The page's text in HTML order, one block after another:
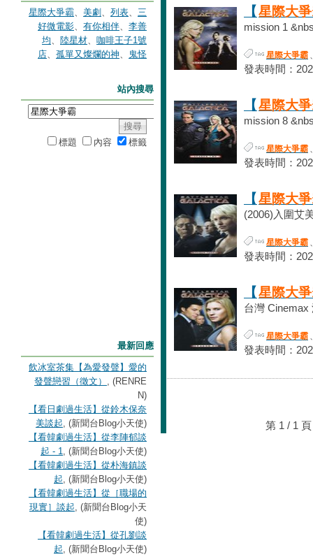
【星際大
mission 1
星際大爭霸
發表時間：
【星際大
mission 8
星際大爭霸
發表時間：
【星際大
(2006)入圍艾
星際大爭霸
發表時間：
【星際大
台灣 Cinemax
星際大爭霸
發表時間：
第 1 / 1
星際大爭霸、 美劇 、 列表、 三
好微電影、 有你相伴、 李善
均、 陸星材、 咖啡王子1號
店、 孤單又燦爛的神、 鬼怪
站內搜尋
標題 內容 標籤
最新回應
飲冰室茶集【為愛發聲】愛的
發聲戀習（徵文） , (RENRE
N)
【看日劇過生活】從鈴木保奈
美談起, (新聞台Blog小天使)
【看韓劇過生活】從李陣郁談
起 - 1, (新聞台Blog小天使)
【看韓劇過生活】從朴海鎮談
起, (新聞台Blog小天使)
【看韓劇過生活】從［職場的
現實］談起, (新聞台Blog小天
使)
【看韓劇過生活】從孔劉談
起, (新聞台Blog小天使)